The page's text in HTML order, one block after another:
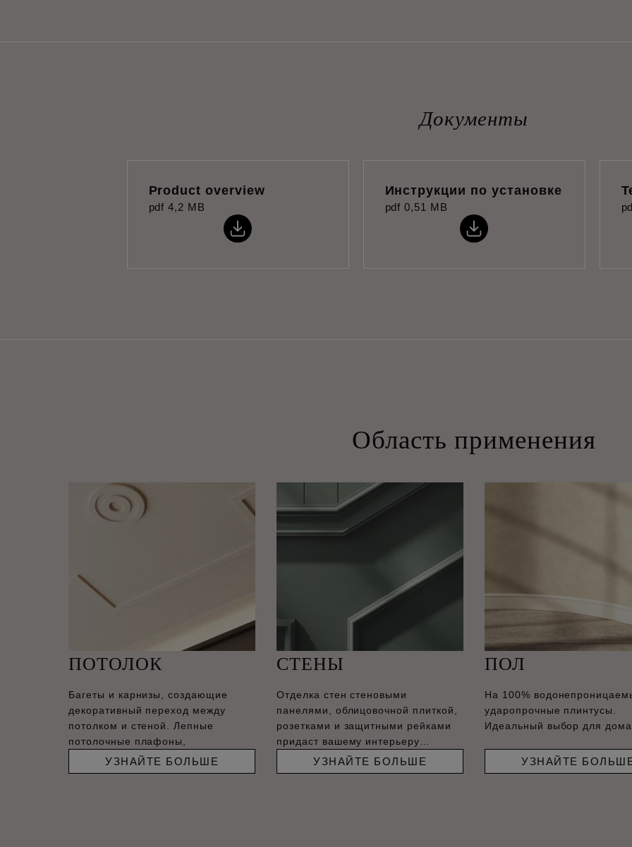
Документы
Product overview
pdf 4,2 MB
Инструкции по установке
pdf 0,51 MB
Область применения
ПОТОЛОК
Багеты и карнизы, создающие
декоративный переход между
потолком и стеной. Лепные
потолочные плафоны,
УЗНАЙТЕ БОЛЬШЕ
СТЕНЫ
Отделка стен стеновыми
панелями, облицовочной плиткой,
розетками и защитными рейками
придаст вашему интерьеру
современный вид.
УЗНАЙТЕ БОЛЬШЕ
ПОЛ
На 100%
ударопрочные плинтусы.
Идеальный выбор для
УЗНАЙТЕ